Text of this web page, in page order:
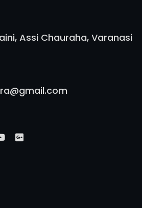
Assi Chauraha, Varanasi